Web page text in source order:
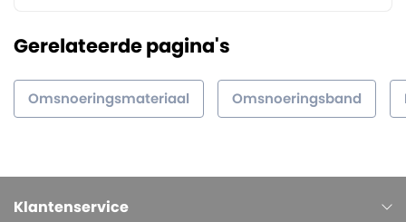
Gerelateerde pagina's
Omsnoeringsmateriaal Omsnoeringsband
Klantenservice